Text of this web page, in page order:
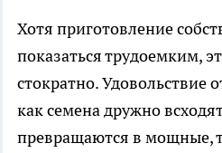
Хотя приготовление
показаться трудоемким,
стократно. Удовольствие
как семена дружно
превращаются в мощные,